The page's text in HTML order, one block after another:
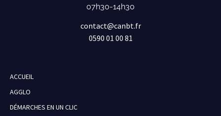
07h30-14h30
contact@canbt.fr
0590 01 00 81
ACCUEIL
AGGLO
DÉMARCHES EN UN CLIC